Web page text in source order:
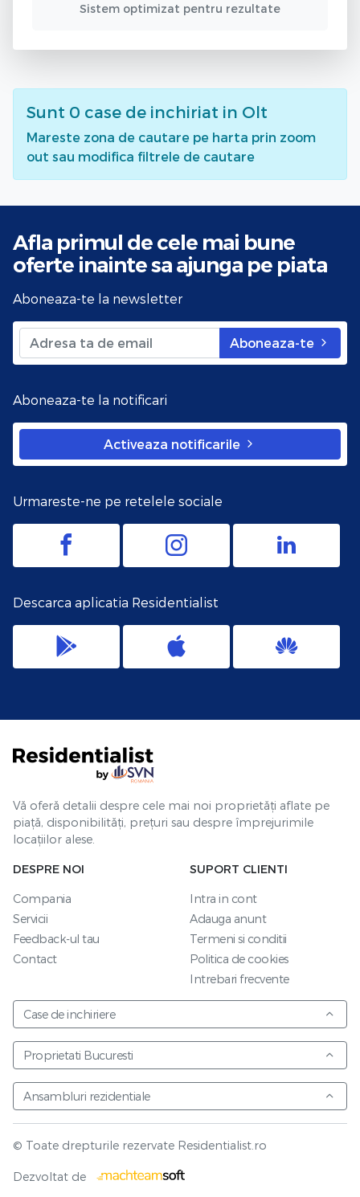
Sistem optimizat pentru rezultate
Sunt 0 case de inchiriat in Olt
Mareste zona de cautare pe harta prin zoom
out sau modifica filtrele de cautare
Vezi harta
Afla primul de cele mai bune
oferte inainte sa ajunga pe piata
Aboneaza-te la newsletter
Aboneaza-te
Aboneaza-te la notificari
Activeaza notificarile
Urmareste-ne pe retelele sociale
Descarca aplicatia Residentialist
Vă oferă detalii despre cele mai noi proprietăți aflate pe
piață, disponibilități, prețuri sau despre împrejurimile
locațiilor alese.
DESPRE NOI
Compania
Servicii
Feedback-ul tau
Contact
SUPORT CLIENTI
Intra in cont
Adauga anunt
Termeni si conditii
Politica de cookies
Intrebari frecvente
Case de inchiriere
Proprietati Bucuresti
Ansambluri rezidentiale
© Toate drepturile rezervate Residentialist.ro
Dezvoltat de